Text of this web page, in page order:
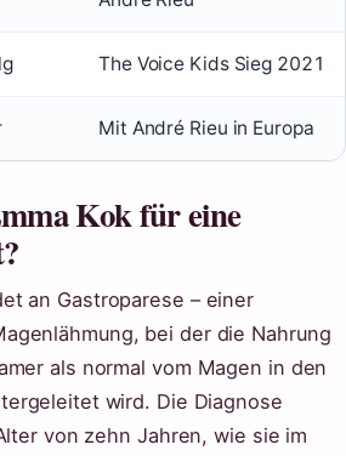
The Voice Kids Sieg 2021
Mit André Rieu in Europa
Kok für eine
an Gastroparese – einer
bei der die Nahrung
als normal vom Magen in den
wird. Die Diagnose
von zehn Jahren, wie sie im